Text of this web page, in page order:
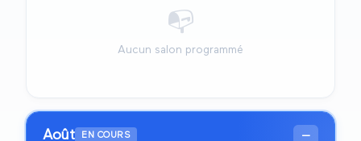
📭
Aucun salon programmé
Août EN COURS —